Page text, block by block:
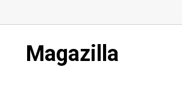
Magazilla